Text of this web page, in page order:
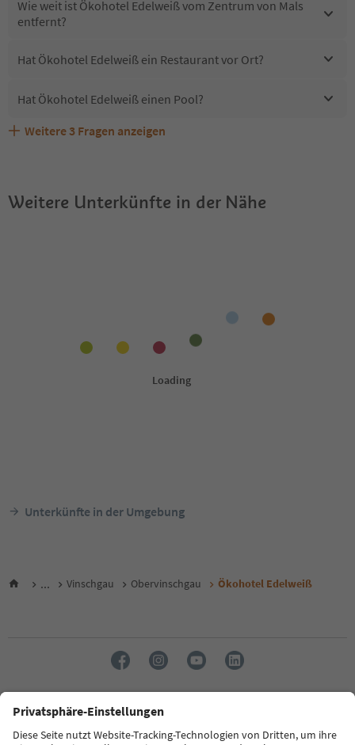
Wie weit ist Ökohotel Edelweiß vom Zentrum von Mals
entfernt?
Hat Ökohotel Edelweiß ein Restaurant vor Ort?
Hat Ökohotel Edelweiß einen Pool?
Sind Haustiere in der Unterkunft Ökohotel Edelweiß
Welche Services bietet Ökohotel Edelweiß?
Erhalten die Gäste von Ökohotel Edelweiß einen Südtirol
Weitere 3 Fragen anzeigen
Weitere Unterkünfte in der Nähe
Unterkünfte in der Umgebung
... Vinschgau Obervinschgau Ökohotel Edelweiß
Sprache: Deutsch